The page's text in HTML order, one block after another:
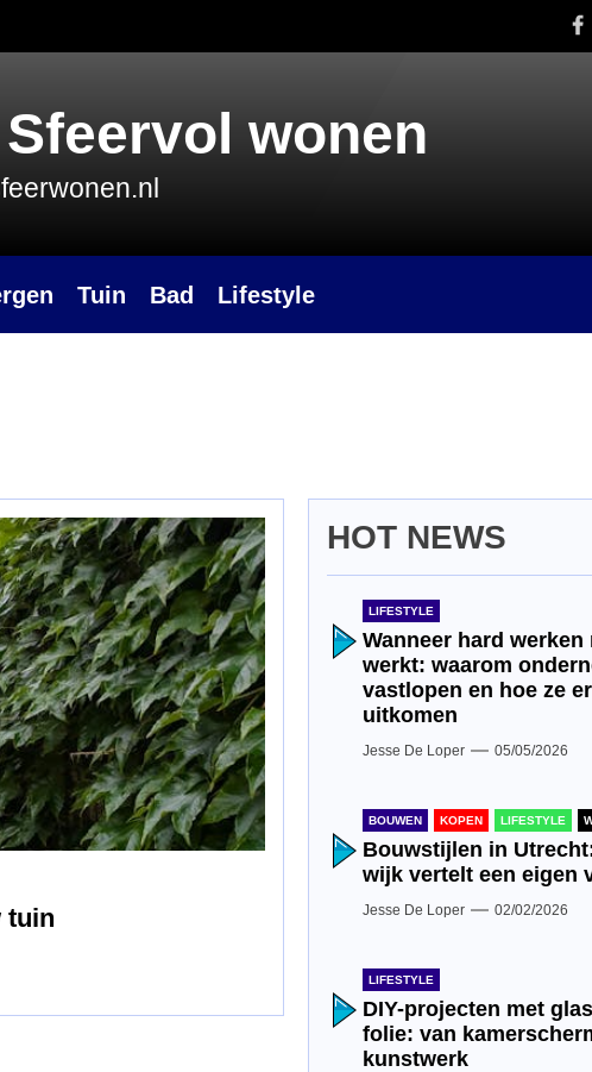
wonen
Tuin Bad Lifestyle
tuin
HOT NEWS
LIFESTYLE
Wanneer hard werken
werkt: waarom
vastlopen en hoe ze
uitkomen
Jesse De Loper 05/05/2026
BOUWEN KOPEN LIFESTYLE
Bouwstijlen in
wijk vertelt een eigen
Jesse De Loper 02/02/2026
LIFESTYLE
DIY-projecten met
folie: van
kunstwerk